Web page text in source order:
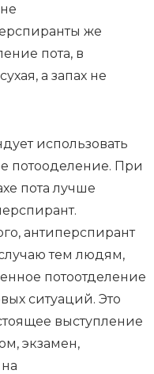
же
пота, в
а запах не
использовать
потооделение. При
пота лучше
антиперспирант
тем людям,
потоотделение
ситуаций. Это
выступление
экзамен,